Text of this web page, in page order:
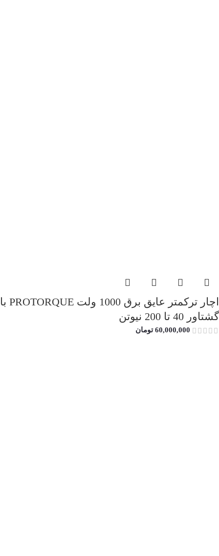
اچار ترکمتر عایق برق 1000 ولت PROTORQUE با
گشتاور 40 تا 200 نیوتن
60,000,000 تومان